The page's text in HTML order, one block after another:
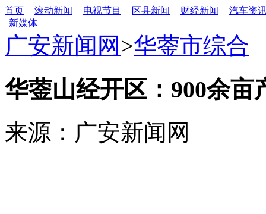
首页 滚动新闻 电视节目 区县新闻 财经新闻
汽车资
新媒体
广安新闻网 >华蓥市综合
华蓥山经开区：900余亩
来源：广安新闻网